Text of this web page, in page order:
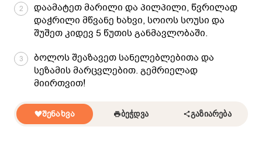
2
დაამატეთ მარილი და პილპილი, წვრილად
დაჭრილი მწვანე ხახვი, სოიოს სოუსი და
შუშეთ კიდევ 5 წუთის განმავლობაში.
3
ბოლოს შეაზავეთ სანელებლებითა და
სეზამის მარცვლებით. გემრიელად
მიირთვით!
ᲨᲔᲜᲐᲮᲕᲐ ᲑᲔᲭᲓᲕᲐ ᲒᲐᲖᲘᲐᲠᲔᲑᲐ